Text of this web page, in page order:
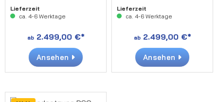
(generalüberholt)
Lieferzeit
ca. 4-6 Werktage
ab2.499,00 €*
Ansehen
(generalüberholt)
Lieferzeit
ca. 4-6 Werktage
ab2.499,00 €*
Ansehen